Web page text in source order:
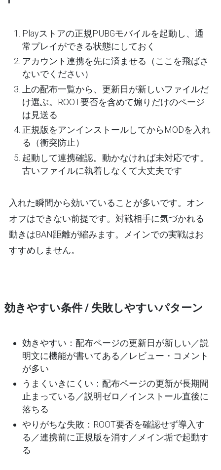
Playストアの正規PUBGモバイルを起動し、通
常プレイができる状態にしておく
アカウント連携を先に済ませる（ここを飛ばさ
ないでください）
上の配布一覧から、 更新日が新しいファイルだ
け選ぶ。ROOT要否を含めて煽りだけのページ
は見送る
正規版をアンインストールしてからMODを入れ
る（衝突防止）
起動して連携確認。動かなければ未対応です。
古いファイルに執着しなくて大丈夫です
入れた瞬間から効いていることが多いです。オン
オフはできない前提です。対戦相手に気づかれる
動きはBAN距離が縮みます。メインでの実戦はお
すすめしません。
効きやすい条件 / 失敗しやすいパターン
効きやすい ：配布ページの更新日が新しい／説
明文に機能が書いてある／レビュー・コメント
が多い
うまくいきにくい ：配布ページの更新が長期間
止まっている／説明ゼロ／インストール直後に
落ちる
やりがちな失敗 ：ROOT要否を確認せず導入す
る／連携前に正規版を消す／メイン垢で起動す
る